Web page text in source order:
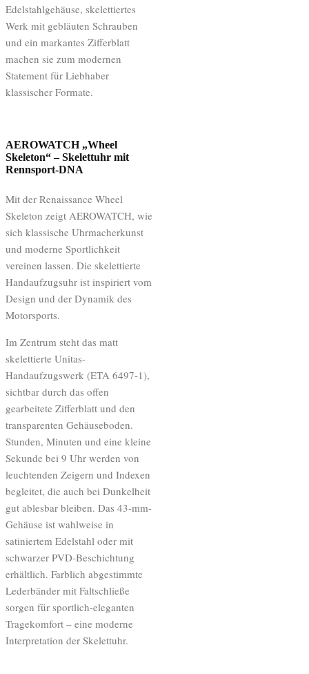
Edelstahlgehäuse, skelettiertes
Werk mit gebläuten Schrauben
und ein markantes Zifferblatt
machen sie zum modernen
Statement für Liebhaber
klassischer Formate.
AEROWATCH „Wheel
Skeleton“ – Skelettuhr mit
Rennsport-DNA
Mit der Renaissance Wheel
Skeleton zeigt AEROWATCH, wie
sich klassische Uhrmacherkunst
und moderne Sportlichkeit
vereinen lassen. Die skelettierte
Handaufzugsuhr ist inspiriert vom
Design und der Dynamik des
Motorsports.
Im Zentrum steht das matt
skelettierte Unitas-
Handaufzugswerk (ETA 6497-1),
sichtbar durch das offen
gearbeitete Zifferblatt und den
transparenten Gehäuseboden.
Stunden, Minuten und eine kleine
Sekunde bei 9 Uhr werden von
leuchtenden Zeigern und Indexen
begleitet, die auch bei Dunkelheit
gut ablesbar bleiben. Das 43-mm-
Gehäuse ist wahlweise in
satiniertem Edelstahl oder mit
schwarzer PVD-Beschichtung
erhältlich. Farblich abgestimmte
Lederbänder mit Faltschließe
sorgen für sportlich-eleganten
Tragekomfort – eine moderne
Interpretation der Skelettuhr.